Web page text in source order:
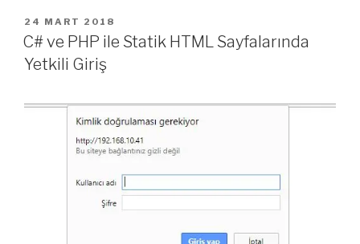
YAYIM
TARIHI
24 MART 2018
C# ve PHP ile Statik HTML Sayfalarında
Yetkili Giriş